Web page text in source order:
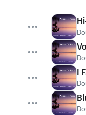
Joël Allouche
Joël Allouche
Joël Allouche
Joël Allouche
I